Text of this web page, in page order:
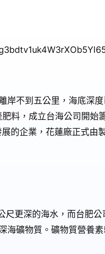
岸不到五公里，海底深
料，成立台海公司開始
的企業，花蓮廠正式由
尺更深的海水，而台肥
礦物質。礦物質營養